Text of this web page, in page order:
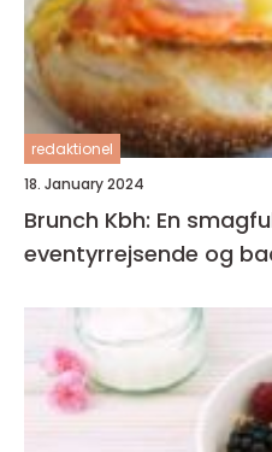
redaktionel
18. January 2024
Brunch Kbh: En
eventyrrejsende og